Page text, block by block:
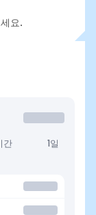
요.
간 1일